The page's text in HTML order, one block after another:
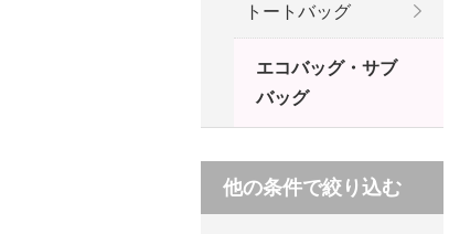
トートバッグ
エコバッグ・サブ
バッグ
他の条件で絞り込む